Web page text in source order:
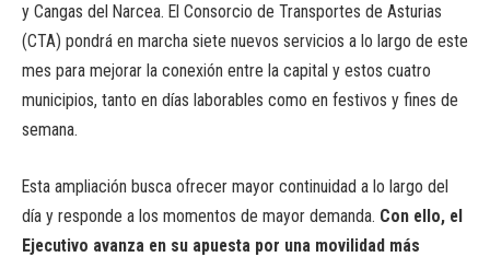
y Cangas del Narcea. El Consorcio de Transportes de Asturias
(CTA) pondrá en marcha siete nuevos servicios a lo largo de este
mes para mejorar la conexión entre la capital y estos cuatro
municipios, tanto en días laborables como en festivos y fines de
semana.
Esta ampliación busca ofrecer mayor continuidad a lo largo del
día y responde a los momentos de mayor demanda. Con ello, el
Ejecutivo avanza en su apuesta por una movilidad más